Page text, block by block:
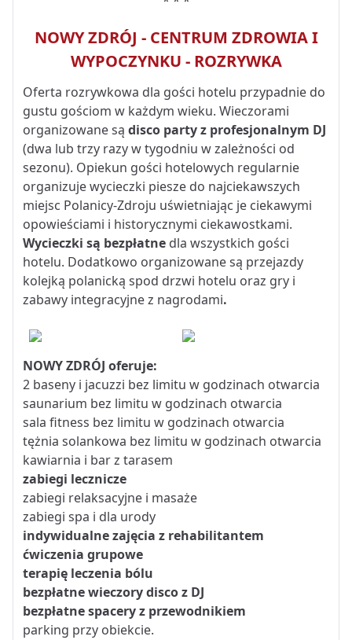
NOWY ZDRÓJ - CENTRUM ZDROWIA I
WYPOCZYNKU - ROZRYWKA
Oferta rozrywkowa dla gości hotelu przypadnie do
gustu gościom w każdym wieku. Wieczorami
organizowane są disco party z profesjonalnym DJ
(dwa lub trzy razy w tygodniu w zależności od
sezonu). Opiekun gości hotelowych regularnie
organizuje wycieczki piesze do najciekawszych
miejsc Polanicy-Zdroju uświetniając je ciekawymi
opowieściami i historycznymi ciekawostkami.
Wycieczki są bezpłatne dla wszystkich gości
hotelu. Dodatkowo organizowane są przejazdy
kolejką polanicką spod drzwi hotelu oraz gry i
zabawy integracyjne z nagrodami.
NOWY ZDRÓJ oferuje:
2 baseny i jacuzzi bez limitu w godzinach otwarcia
saunarium bez limitu w godzinach otwarcia
sala fitness bez limitu w godzinach otwarcia
tężnia solankowa bez limitu w godzinach otwarcia
kawiarnia i bar z tarasem
zabiegi lecznicze
zabiegi relaksacyjne i masaże
zabiegi spa i dla urody
indywidualne zajęcia z rehabilitantem
ćwiczenia grupowe
terapię leczenia bólu
bezpłatne wieczory disco z DJ
bezpłatne spacery z przewodnikiem
parking przy obiekcie.